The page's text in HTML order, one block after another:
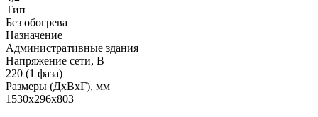
Тип
Без обогрева
Назначение
Административные здания
Напряжение сети, В
220 (1 фаза)
Размеры (ДхВхГ), мм
1530x296x803